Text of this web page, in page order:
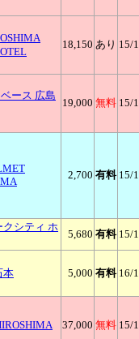
18,150 あり 15/
ース 広島
19,000 無料 15/
2,700 有料 15/
クシティ ホ
5,680 有料 15/
本 5,000 有料 16/
37,000 無料 15/